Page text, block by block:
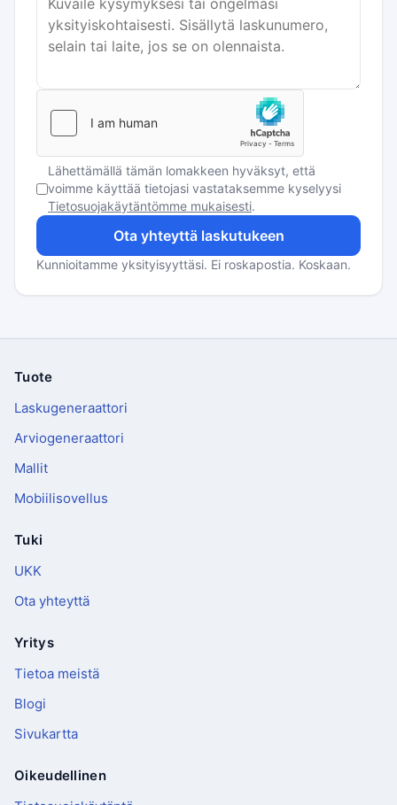
Lähettämällä tämän lomakkeen hyväksyt, että
voimme käyttää tietojasi vastataksemme kyselyysi
Tietosuojakäytäntömme mukaisesti.
Ota yhteyttä laskutukeen
Kunnioitamme yksityisyyttäsi. Ei roskapostia. Koskaan.
Alatunniste
Tuote
Laskugeneraattori
Arviogeneraattori
Mallit
Mobiilisovellus
Tuki
UKK
Ota yhteyttä
Yritys
Tietoa meistä
Blogi
Sivukartta
Oikeudellinen